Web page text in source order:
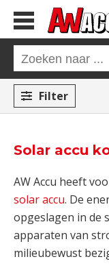
Filter
Solar accu
AW Accu heeft
solar accu. De
opgeslagen in de
apparaten van
milieubewust